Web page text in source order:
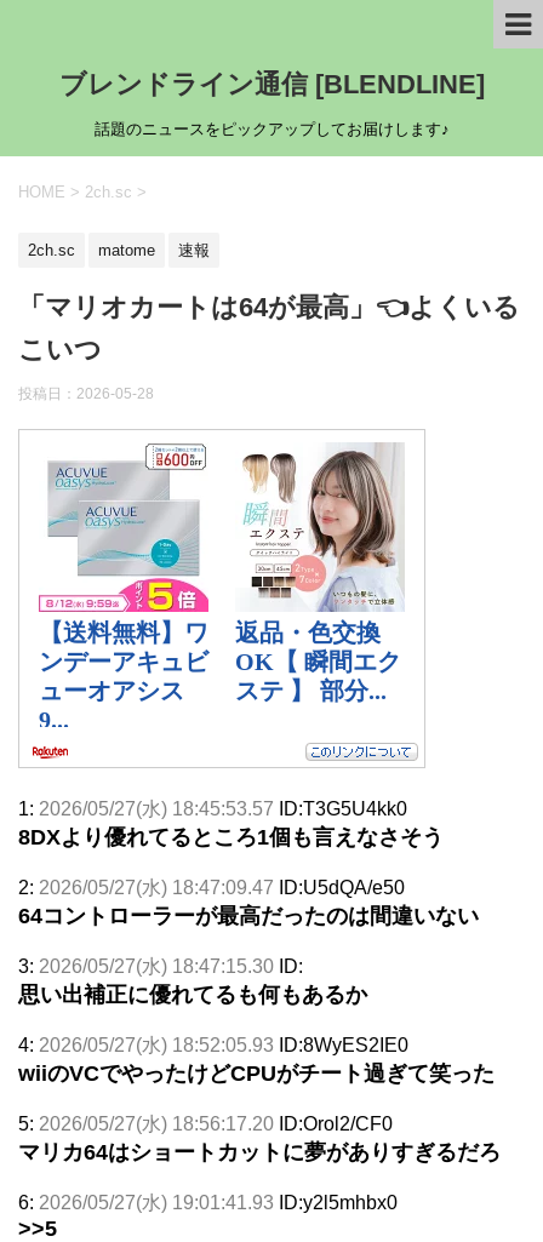
ブレンドライン通信 [BLENDLINE]
話題のニュースをピックアップしてお届けします♪
HOME > 2ch.sc >
2ch.sc matome 速報
「マリオカートは64が最高」👈よくいる
こいつ
投稿日： 2026-05-28
1: 2026/05/27(水) 18:45:53.57 ID:T3G5U4kk0
8DXより優れてるところ1個も言えなさそう
2: 2026/05/27(水) 18:47:09.47 ID:U5dQA/e50
64コントローラーが最高だったのは間違いない
3: 2026/05/27(水) 18:47:15.30 ID:
思い出補正に優れてるも何もあるか
4: 2026/05/27(水) 18:52:05.93 ID:8WyES2IE0
wiiのVCでやったけどCPUがチート過ぎて笑った
5: 2026/05/27(水) 18:56:17.20 ID:Orol2/CF0
マリカ64はショートカットに夢がありすぎるだろ
6: 2026/05/27(水) 19:01:41.93 ID:y2l5mhbx0
>>5